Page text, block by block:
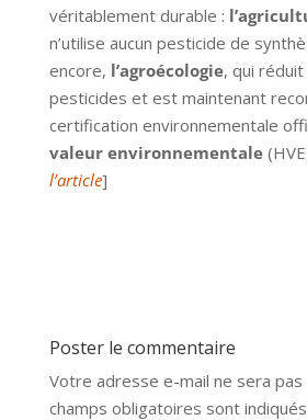
véritablement durable :
n’utilise aucun pesticide de
encore, l’agroécologie, qui réduit
pesticides et est maintenant
certification environnementale
valeur environnementale
l’article]
Poster le commentaire
Votre adresse e-mail ne sera pas
champs obligatoires sont